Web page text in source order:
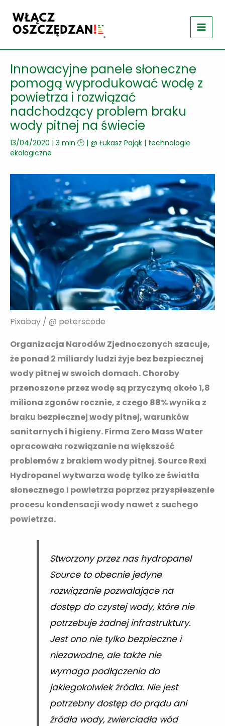
treści
Innowacyjne panele słoneczne
pomogą wyprodukować wodę z
powietrza i rozwiązać
nadchodzący problem braku
wody pitnej na świecie
13/04/2020 | 3 min 🕒 | @ Łukasz Pająk | technologie
ekologiczne
Pixabay / @ peterscode
Organizacja Narodów Zjednoczonych szacuje,
że ​​ponad 2 miliardy ludzi żyje bez bezpiecznej
wody pitnej w swoich domach. Choroby
przenoszone przez wodę są przyczyną około 1,8
miliona zgonów rocznie, z czego 88% wynika z
braku bezpiecznej wody pitnej, warunków
sanitarnych i higieny. Firma Zero Mass Water
opracowała rozwiązanie na większość
problemów z brakiem wody pitnej. Source Rexi
Hydropanel wytwarza wodę tylko ze światła
słonecznego i powietrza poprzez przyspieszenie
procesu kondensacji wody nawet z suchego
powietrza.
Stworzony przez nas hydropanel
Source to obecnie jedyne
rozwiązanie pozwalające na
dostęp do czystej wody, które nie
potrzebuje żadnej infrastruktury.
Jest ono nie tylko bezpieczne i
niezawodne, ale także nie
wymaga podłączenia do
jakiegokolwiek źródła. Nie jest
potrzebny dostęp do prądu ani
źródła wody, zwierciadła wód